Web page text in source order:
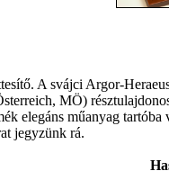
A svájci Argor-
MÖ)
elegáns műanyag
jegyzünk rá.